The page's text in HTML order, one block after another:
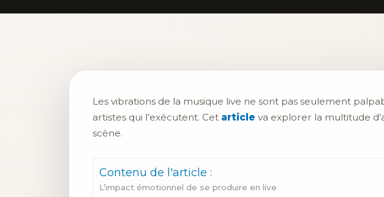
Les vibrations de la musique live ne sont pas seulement
artistes qui l’exécutent. Cet article va explorer la multitude
scène.
Contenu de l'article :
L’impact émotionnel de se produire en live